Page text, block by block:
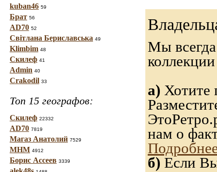
kuban46 59
Брат 56
AD70 52
Світлана Бериславська 49
Klimbim 48
Скилеф 41
Admin 40
Crakodil 33
Топ 15 географов:
Скилеф 22332
AD70 7819
Магаз Анатолий 7529
МНМ 4912
Борис Ассеев 3339
Мы
а) Хотите
нам о
б) Если